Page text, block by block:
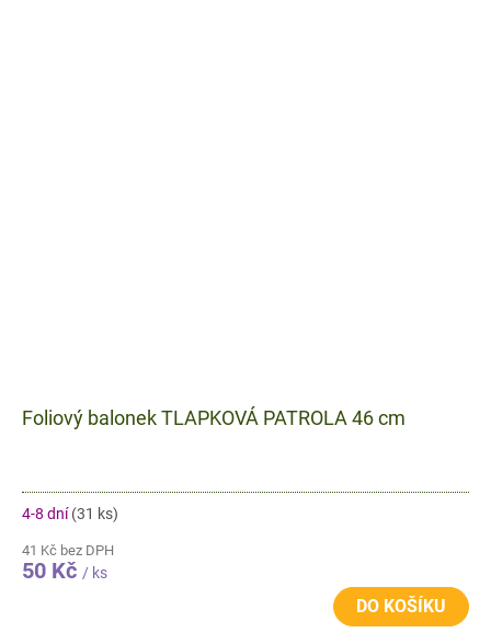
Foliový balonek TLAPKOVÁ PATROLA 46 cm
4-8 dní(31 ks)
41 Kč bez DPH
50 Kč / ks
DO KOŠÍKU